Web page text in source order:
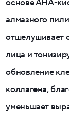
основе АНА-
алмазного
отшелушивает
лица и
обновление
коллагена,
уменьшает